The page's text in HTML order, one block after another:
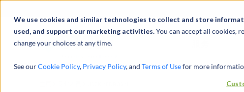
We use cookies and similar technologies to collect and store
used, and support our marketing activities.You can accept all cookies,
change your choices at any time.
See ourCookie Policy, Privacy Policy, and Terms of Usefor more